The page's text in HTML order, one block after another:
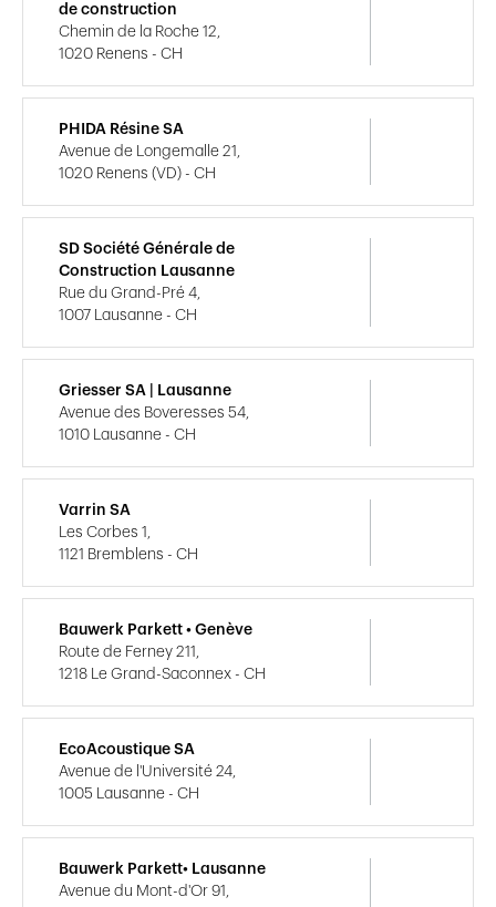
de construction
Chemin de la Roche 12,
1020 Renens - CH
PHIDA Résine SA
Avenue de Longemalle 21,
1020 Renens (VD) - CH
SD Société Générale de
Construction Lausanne
Rue du Grand-Pré 4,
1007 Lausanne - CH
Griesser SA | Lausanne
Avenue des Boveresses 54,
1010 Lausanne - CH
Varrin SA
Les Corbes 1,
1121 Bremblens - CH
Bauwerk Parkett • Genève
Route de Ferney 211,
1218 Le Grand-Saconnex - CH
EcoAcoustique SA
Avenue de l'Université 24,
1005 Lausanne - CH
Bauwerk Parkett• Lausanne
Avenue du Mont-d'Or 91,